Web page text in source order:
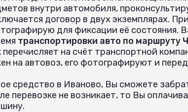
внутри автомобиля,
договор в двух экземплярах.
для фиксации её состояния.
транспортировки авто по маршруту
на счёт транспортной
на автовоз, его фотографируют и
средство в Иваново, Вы сможете
перевозке не возникает, то Вы